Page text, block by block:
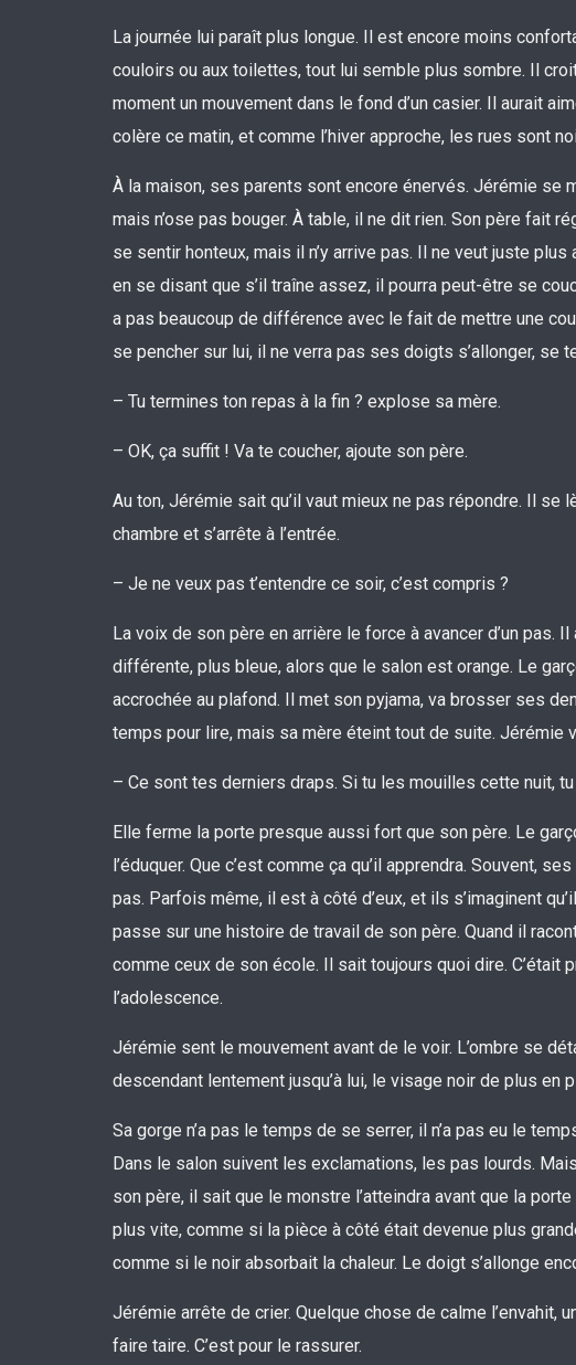
La journée lui paraît plus longue. Il est encore moins
couloirs ou aux toilettes, tout lui semble plus sombre. Il
moment un mouvement dans le fond d’un casier. Il aurait
colère ce matin, et comme l’hiver approche, les rues sont
À la maison, ses parents sont encore énervés. Jérémie
mais n’ose pas bouger. À table, il ne dit rien. Son père fait
se sentir honteux, mais il n’y arrive pas. Il ne veut juste
en se disant que s’il traîne assez, il pourra peut-être se
a pas beaucoup de différence avec le fait de mettre une
se pencher sur lui, il ne verra pas ses doigts s’allonger, se
– Tu termines ton repas à la fin ? explose sa mère.
– OK, ça suffit ! Va te coucher, ajoute son père.
Au ton, Jérémie sait qu’il vaut mieux ne pas répondre. Il
chambre et s’arrête à l’entrée.
– Je ne veux pas t’entendre ce soir, c’est compris ?
La voix de son père en arrière le force à avancer d’un pas.
différente, plus bleue, alors que le salon est orange. Le
accrochée au plafond. Il met son pyjama, va brosser ses
temps pour lire, mais sa mère éteint tout de suite. Jérémie
– Ce sont tes derniers draps. Si tu les mouilles cette nuit,
Elle ferme la porte presque aussi fort que son père. Le
l’éduquer. Que c’est comme ça qu’il apprendra. Souvent,
pas. Parfois même, il est à côté d’eux, et ils s’imaginent
passe sur une histoire de travail de son père. Quand il
comme ceux de son école. Il sait toujours quoi dire.
l’adolescence.
Jérémie sent le mouvement avant de le voir. L’ombre se
descendant lentement jusqu’à lui, le visage noir de plus en
Sa gorge n’a pas le temps de se serrer, il n’a pas eu le
Dans le salon suivent les exclamations, les pas lourds.
son père, il sait que le monstre l’atteindra avant que la
plus vite, comme si la pièce à côté était devenue plus
comme si le noir absorbait la chaleur. Le doigt s’allonge
Jérémie arrête de crier. Quelque chose de calme l’envahit,
faire taire. C’est pour le rassurer.